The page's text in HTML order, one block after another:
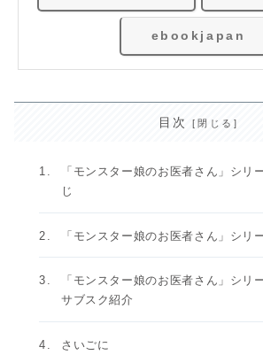
ebookjapan
目次
「モンスター娘のお医者さん」シリ
じ
「モンスター娘のお医者さん」シリ
「モンスター娘のお医者さん」シリ
サブスク紹介
さいごに